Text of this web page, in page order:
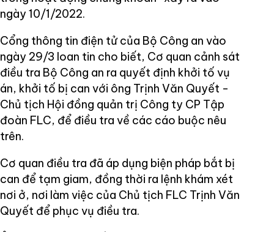
ngày 10/1/2022.
Cổng thông tin điện tử của Bộ Công an vào
ngày 29/3 loan tin cho biết, Cơ quan cảnh sát
điều tra Bộ Công an ra quyết định khởi tố vụ
án, khởi tố bị can với ông Trịnh Văn Quyết -
Chủ tịch Hội đồng quản trị Công ty CP Tập
đoàn FLC, để điều tra về các cáo buộc nêu
trên.
Cơ quan điều tra đã áp dụng biện pháp bắt bị
can để tạm giam, đồng thời ra lệnh khám xét
nơi ở, nơi làm việc của Chủ tịch FLC Trịnh Văn
Quyết để phục vụ điều tra.